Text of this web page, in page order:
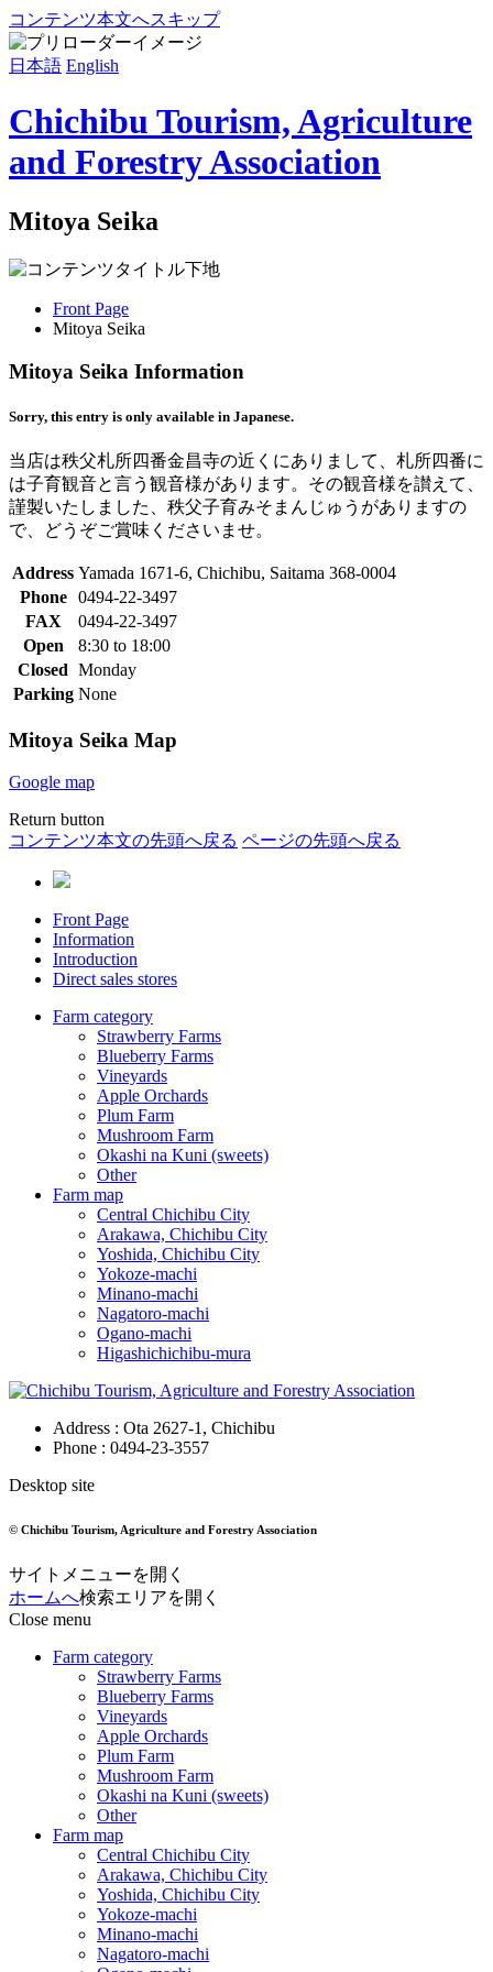
コンテンツ本文へスキップ
日本語 English
Chichibu Tourism, Agriculture
and Forestry Association
Mitoya Seika
Front Page
Mitoya Seika
Mitoya Seika Information
Sorry, this entry is only available in Japanese.
当店は秩父札所四番金昌寺の近くにありまして、札所四番に
は子育観音と言う観音様があります。その観音様を讃えて、
謹製いたしました、秩父子育みそまんじゅうがありますの
で、どうぞご賞味くださいませ。
Address Yamada 1671-6, Chichibu, Saitama 368-0004
Phone
0494-22-3497
FAX
0494-22-3497
Open
8:30 to 18:00
Closed Monday
Parking None
Mitoya Seika Map
Google map
Return button
コンテンツ本文の先頭へ戻る ページの先頭へ戻る
Front Page
Information
Introduction
Direct sales stores
Farm category
Strawberry Farms
Blueberry Farms
Vineyards
Apple Orchards
Plum Farm
Mushroom Farm
Okashi na Kuni (sweets)
Other
Farm map
Central Chichibu City
Arakawa, Chichibu City
Yoshida, Chichibu City
Yokoze-machi
Minano-machi
Nagatoro-machi
Ogano-machi
Higashichichibu-mura
Address : Ota 2627-1, Chichibu
Phone : 0494-23-3557
Desktop site
© Chichibu Tourism, Agriculture and Forestry Association
サイトメニューを開く
ホームへ検索エリアを開く
Close menu
Farm category
Strawberry Farms
Blueberry Farms
Vineyards
Apple Orchards
Plum Farm
Mushroom Farm
Okashi na Kuni (sweets)
Other
Farm map
Central Chichibu City
Arakawa, Chichibu City
Yoshida, Chichibu City
Yokoze-machi
Minano-machi
Nagatoro-machi